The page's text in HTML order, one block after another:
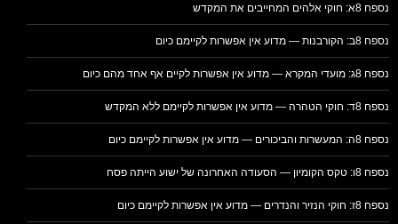
נספח 8א: חוקי אלהים המחייבים את המקדש
נספח 8ב: הקורבנות — מדוע אין אפשרות לקיימם כיום
נספח 8ג: מועדי המקרא — מדוע אין אפשרות לקיים אף אחד מהם כיום
נספח 8ד: חוקי הטהרה — מדוע אין אפשרות לקיימם ללא המקדש
נספח 8ה: המעשרות והביכורים — מדוע אין אפשרות לקיימם כיום
נספח 8ו: טקס הקומיון — הסעודה האחרונה של ישוע הייתה פסח
נספח 8ז: חוקי הנזיר והנדרים — מדוע אין אפשרות לקיימם כיום